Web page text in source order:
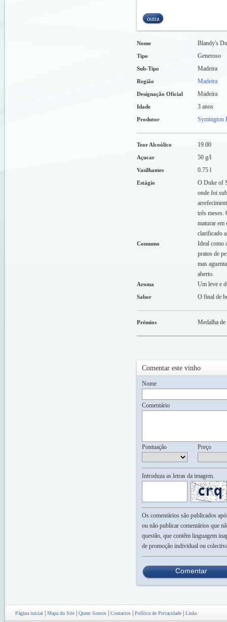
outra
Nome Blandy's
Tipo Generoso
Sub-Tipo Madeira
Região Madeira
Designação Oficial Madeira
Idade 3 anos
Produtor Symington
Teor Alcoólico 19.00
Açucar 50 g/l
Vasilhames 0.75 l
Estágio
O Duke of
onde foi
três meses.
maturar em
clarificado
Consumo
Ideal como
pratos de
mas
aberto.
Aroma Um leve e
Sabor O final de
Prémios Medalha
Comentar este vinho
Nome
Comentário
Pontuação Preço
Introduza as letras da imagem.
Os comentários são publicados
ou não publicar comentários que
questão, que contêm linguagem
de promoção individual ou
Comentar
Página inicial | Mapa do Site | Quem Somos | Contactos | Política de Privacidade | Links